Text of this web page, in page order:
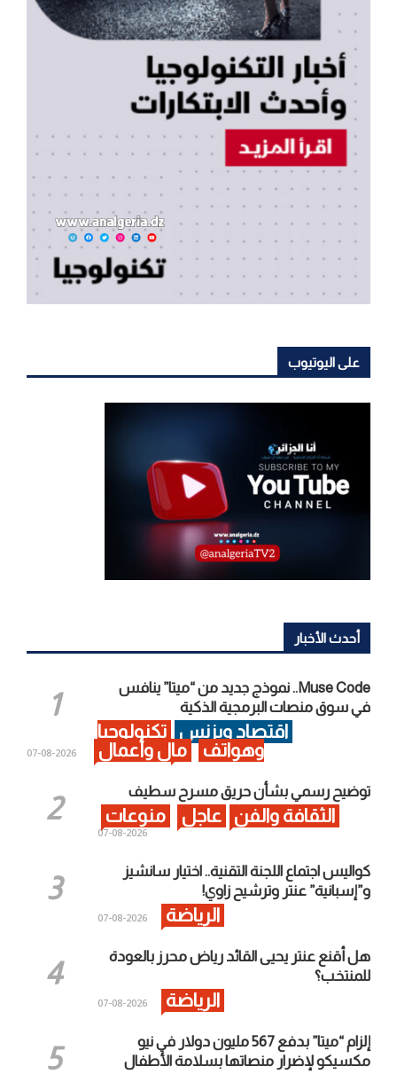
على اليوتيوب
أحدث الأخبار
Muse Code.. نموذج جديد من “ميتا” ينافس
في سوق منصات البرمجية الذكية
اقتصاد وبزنس
تكنولوجيا
وهواتف
مال وأعمال 2026-08-07
توضيح رسمي بشأن حريق مسرح سطيف
الثقافة والفن عاجل منوعات
2026-08-07
كواليس اجتماع اللجنة التقنية.. اختيار سانشيز
و”إسبانية” عنتر وترشيح زاوي!
الرياضة 2026-08-07
هل أقنع عنتر يحيى القائد رياض محرز بالعودة
للمنتخب؟
الرياضة 2026-08-07
إلزام “ميتا” بدفع 567 مليون دولار في نيو
مكسيكو لإضرار منصاتها بسلامة الأطفال